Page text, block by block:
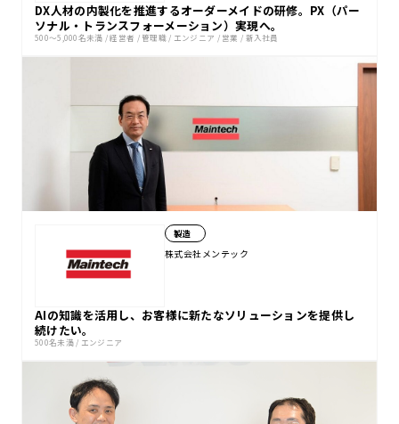
DX人材の内製化を推進するオーダーメイドの研修。PX（パー
ソナル・トランスフォーメーション）実現へ。
500〜5,000名未満 /経営者 / 管理職 / エンジニア / 営業 / 新入社員
製造
株式会社メンテック
AIの知識を活用し、お客様に新たなソリューションを提供し
続けたい。
500名未満/ エンジニア